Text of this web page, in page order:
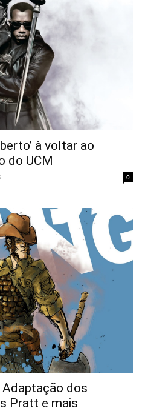
à voltar ao
do UCM
0
Adaptação dos
Pratt e mais